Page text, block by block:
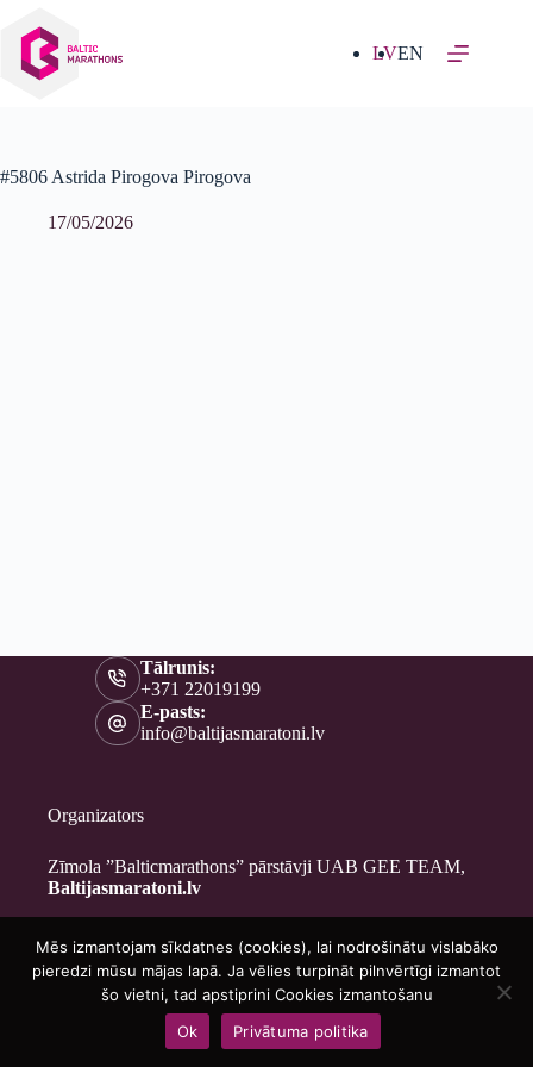
saturu
LVEN
#5806 Astrida Pirogova Pirogova
17/05/2026
Tālrunis:
+371 22019199
E-pasts:
info@baltijasmaratoni.lv
Organizators
Zīmola ”Balticmarathons” pārstāvji UAB GEE TEAM,
Baltijasmaratoni.lv
Kontakti
Par mums
Brīvprātīgajiem
Privātuma politika
Copyright © 2026 - Baltijasmaratoni.lv
Mēs izmantojam sīkdatnes (cookies), lai nodrošinātu vislabāko
pieredzi mūsu mājas lapā. Ja vēlies turpināt pilnvērtīgi izmantot
šo vietni, tad apstiprini Cookies izmantošanu
Ok
Privātuma politika